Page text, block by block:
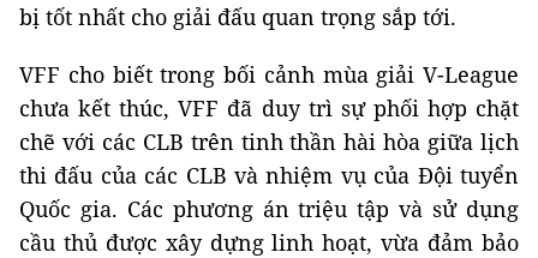
bị tốt nhất cho giải đấu quan trọng sắp tới.
VFF cho biết trong bối cảnh mùa giải V-League
chưa kết thúc, VFF đã duy trì sự phối hợp chặt
chẽ với các CLB trên tinh thần hài hòa giữa lịch
thi đấu của các CLB và nhiệm vụ của Đội tuyển
Quốc gia. Các phương án triệu tập và sử dụng
cầu thủ được xây dựng linh hoạt, vừa đảm bảo